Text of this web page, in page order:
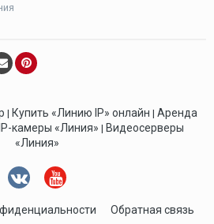
| Купить «Линию IP» онлайн | Аренда
IP-камеры «Линия» | Видеосерверы
«Линия»
Обратная связь